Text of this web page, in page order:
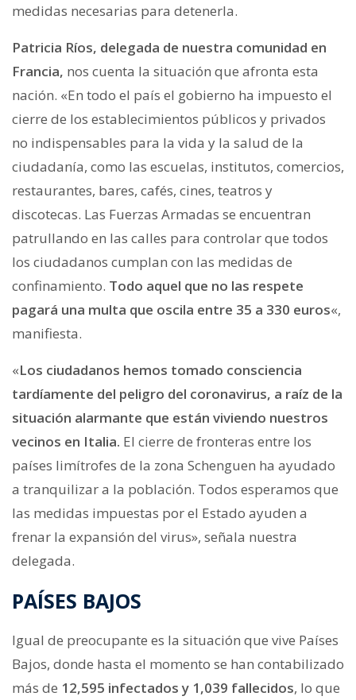
medidas necesarias para detenerla.
Patricia Ríos, delegada de nuestra comunidad en
Francia, nos cuenta la situación que afronta esta
nación. «En todo el país el gobierno ha impuesto el
cierre de los establecimientos públicos y privados
no indispensables para la vida y la salud de la
ciudadanía, como las escuelas, institutos, comercios,
restaurantes, bares, cafés, cines, teatros y
discotecas. Las Fuerzas Armadas se encuentran
patrullando en las calles para controlar que todos
los ciudadanos cumplan con las medidas de
confinamiento. Todo aquel que no las respete
pagará una multa que oscila entre 35 a 330 euros«,
manifiesta.
«Los ciudadanos hemos tomado consciencia
tardíamente del peligro del coronavirus, a raíz de la
situación alarmante que están viviendo nuestros
vecinos en Italia. El cierre de fronteras entre los
países limítrofes de la zona Schenguen ha ayudado
a tranquilizar a la población. Todos esperamos que
las medidas impuestas por el Estado ayuden a
frenar la expansión del virus», señala nuestra
delegada.
PAÍSES BAJOS
Igual de preocupante es la situación que vive Países
Bajos, donde hasta el momento se han contabilizado
más de 12,595 infectados y 1,039 fallecidos, lo que